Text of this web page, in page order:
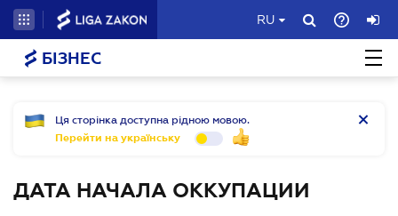
RU
БІЗНЕС
Ця сторінка доступна рідною мовою.
Перейти на українську
ДАТА НАЧАЛА ОККУПАЦИИ